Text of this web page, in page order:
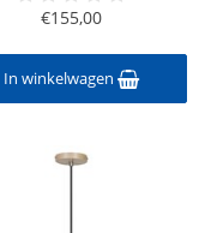
€155,00
In winkelwagen